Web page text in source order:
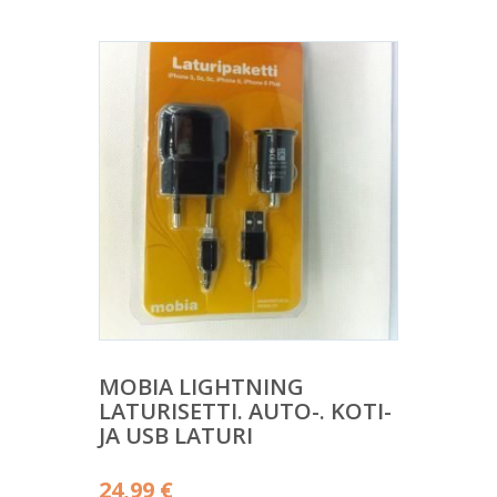
MOBIA LIGHTNING
LATURISETTI. AUTO-. KOTI-
JA USB LATURI
24,99 €